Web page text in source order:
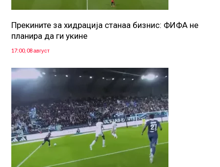
Прекините за хидрација станаа бизнис: ФИФА не
планира да ги укине
17:00, 08 август